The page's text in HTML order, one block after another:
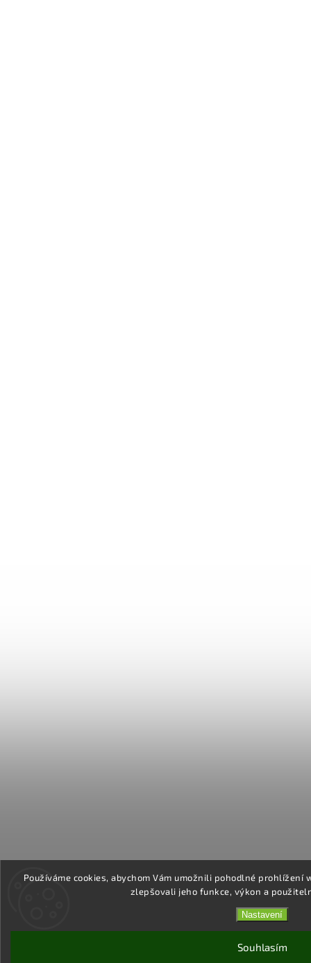
Používáme cookies, abychom Vám umožnili pohodlné
zlepšovali jeho funkce, výkon a
Nastavení
Souhlasím